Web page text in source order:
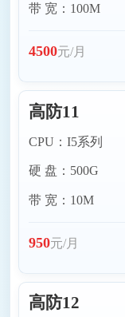
带 宽：100M
4500元/月
高防11
CPU：I5系列
硬 盘：500G
带 宽：10M
950元/月
高防12